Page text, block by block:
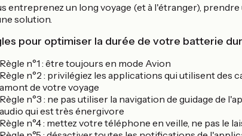
entreprenez un long voyage (et à l'étranger),
solution.
pour optimiser la durée de votre batterie
Règle n°1 : être toujours en mode Avion
Règle n°2 : privilégiez les applications qui utilisent des
amont de votre voyage
Règle n°3 : ne pas utiliser la navigation de guidage de
audio qui est très énergivore
Règle n°4 : mettez votre téléphone en veille, ne pas le